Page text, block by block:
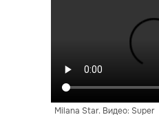
Milana Star. Видео: Super